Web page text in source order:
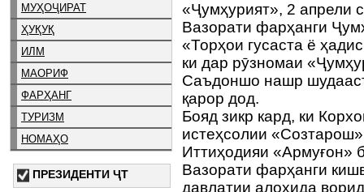
МУҲОҶИРАТ
ҲУҚУҚ
ИЛМ
МАОРИФ
ФАРҲАНГ
ТУРИЗМ
НОМАҲО
ПРЕЗИДЕНТИ ҶТ
«Ҷумҳурият», 2 апрели
Вазорати фарҳанги
«Торҳои гусаста ё
ки дар рӯзномаи
Саъдоншо нашр
қарор дод.
Бояд зикр кард, ки
истеҳсолии
Иттиҳодияи «Армуғон»
Вазорати фарҳанги
давлатии алоҳида